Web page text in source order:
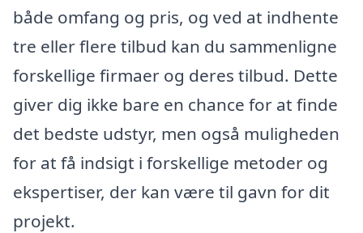
både omfang og pris, og ved at indhente
tre eller flere tilbud kan du sammenligne
forskellige firmaer og deres tilbud. Dette
giver dig ikke bare en chance for at finde
det bedste udstyr, men også muligheden
for at få indsigt i forskellige metoder og
ekspertiser, der kan være til gavn for dit
projekt.